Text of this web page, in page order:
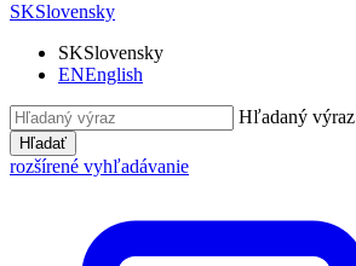
SKSlovensky
SKSlovensky
ENEnglish
Hľadaný výraz
Hľadať
rozšírené vyhľadávanie